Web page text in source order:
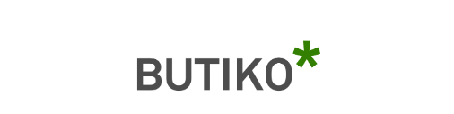
navigado
rekte